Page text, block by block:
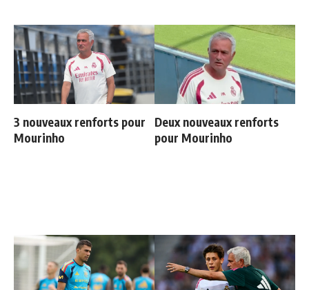
3 nouveaux renforts pour
Mourinho
Deux nouveaux renforts
pour Mourinho